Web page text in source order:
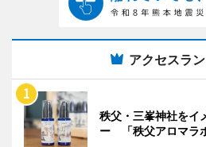
アクセスラ
秩父・三峯神社をイ
ー 「秩父アロマラ